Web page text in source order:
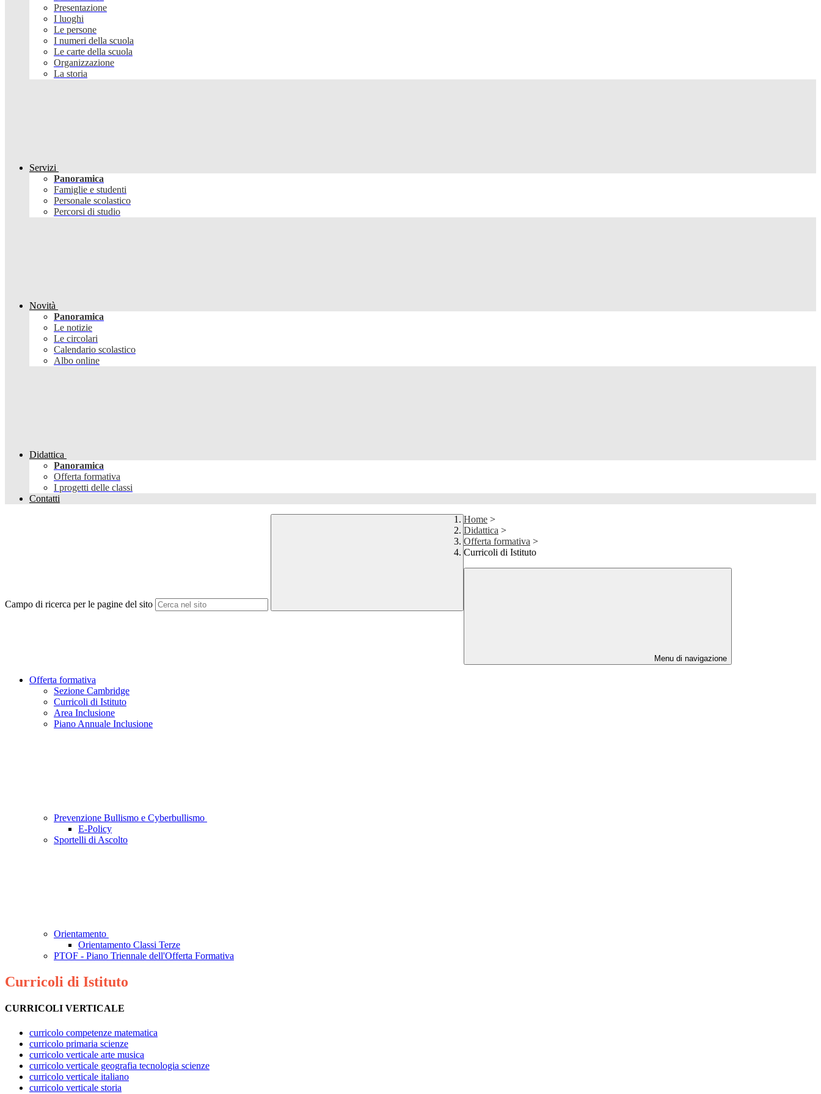
Presentazione
I luoghi
Le persone
I numeri della scuola
Le carte della scuola
Organizzazione
La storia
Servizi
Panoramica
Famiglie e studenti
Personale scolastico
Percorsi di studio
Novità
Panoramica
Le notizie
Le circolari
Calendario scolastico
Albo online
Didattica
Panoramica
Offerta formativa
I progetti delle classi
Contatti
Campo di ricerca per le pagine del sito
Home >
Didattica >
Offerta formativa >
Curricoli di Istituto
Menu di navigazione
Offerta formativa
Sezione Cambridge
Curricoli di Istituto
Area Inclusione
Piano Annuale Inclusione
Prevenzione Bullismo e Cyberbullismo
E-Policy
Sportelli di Ascolto
Orientamento
Orientamento Classi Terze
PTOF - Piano Triennale dell'Offerta Formativa
Curricoli di Istituto
CURRICOLI VERTICALE
curricolo competenze matematica
curricolo primaria scienze
curricolo verticale arte musica
curricolo verticale geografia tecnologia scienze
curricolo verticale italiano
curricolo verticale storia